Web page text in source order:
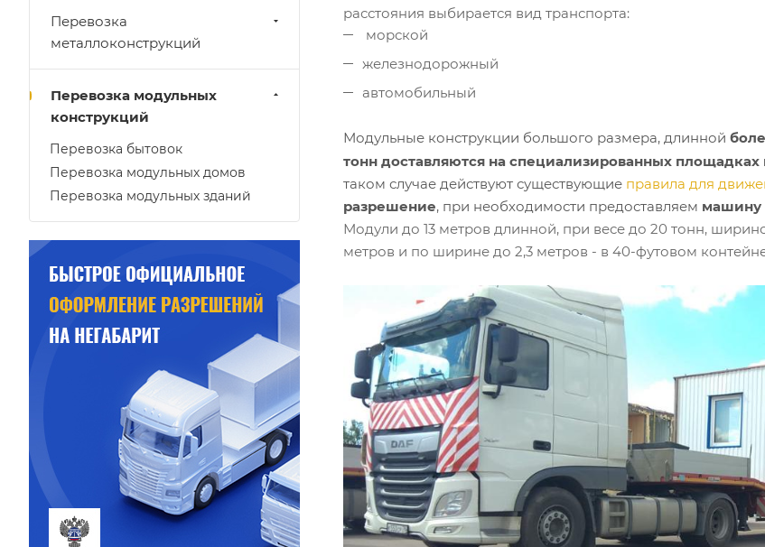
расстояния выбирается вид транспорта:
морской
железнодорожный
автомобильный
Модульные конструкции большого размера, длинной
тонн доставляются на специализированных площадках
таком случае действуют существующие правила для
разрешение, при необходимости предоставляем машину
Модули до 13 метров длинной, при весе до 20 тонн,
метров и по ширине до 2,3 метров - в 40-футовом
Перевозка
металлоконструкций
Перевозка модульных
конструкций
Перевозка бытовок
Перевозка модульных домов
Перевозка модульных зданий